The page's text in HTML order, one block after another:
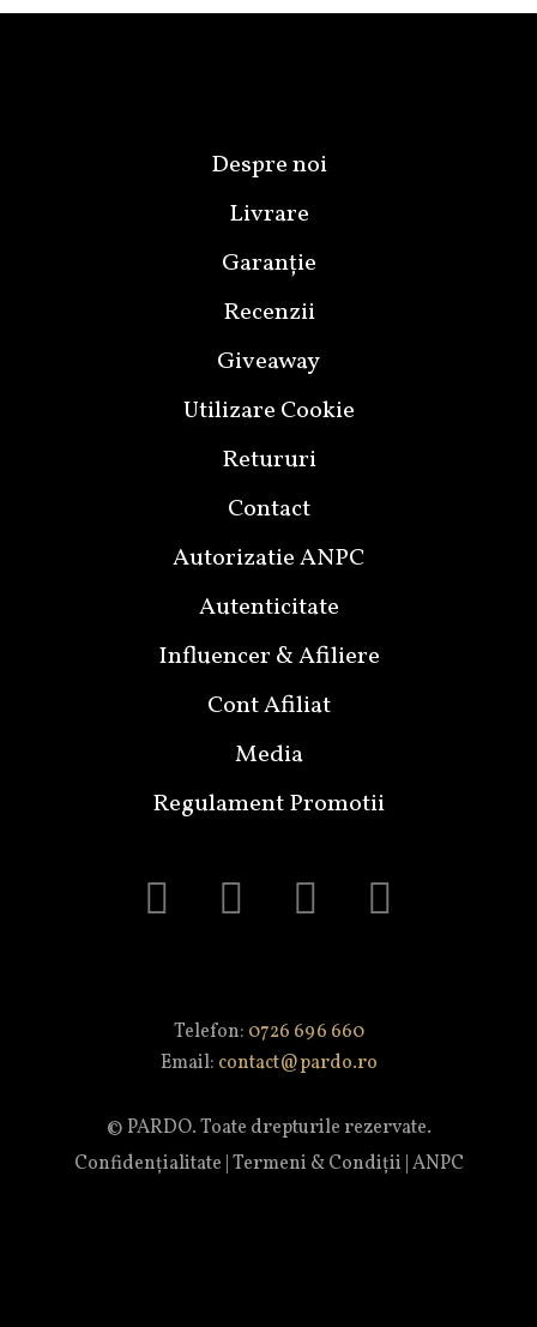
Despre noi
Livrare
Garanție
Recenzii
Giveaway
Utilizare Cookie
Retururi
Contact
Autorizatie ANPC
Autenticitate
Influencer & Afiliere
Cont Afiliat
Media
Regulament Promotii
Telefon: 0726 696 660
Email: contact@pardo.ro
© PARDO. Toate drepturile rezervate.
Confidențialitate Termeni & Condiții ANPC